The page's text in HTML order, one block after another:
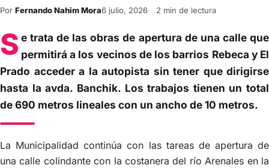
Por Fernando Nahim Mora6 julio, 2026 2 min de lectura
S e trata de las obras de apertura de una calle que
permitirá a los vecinos de los barrios Rebeca y El
Prado acceder a la autopista sin tener que dirigirse
hasta la avda. Banchik. Los trabajos tienen un total
de 690 metros lineales con un ancho de 10 metros.
La Municipalidad continúa con las tareas de apertura de
una calle colindante con la costanera del río Arenales en la